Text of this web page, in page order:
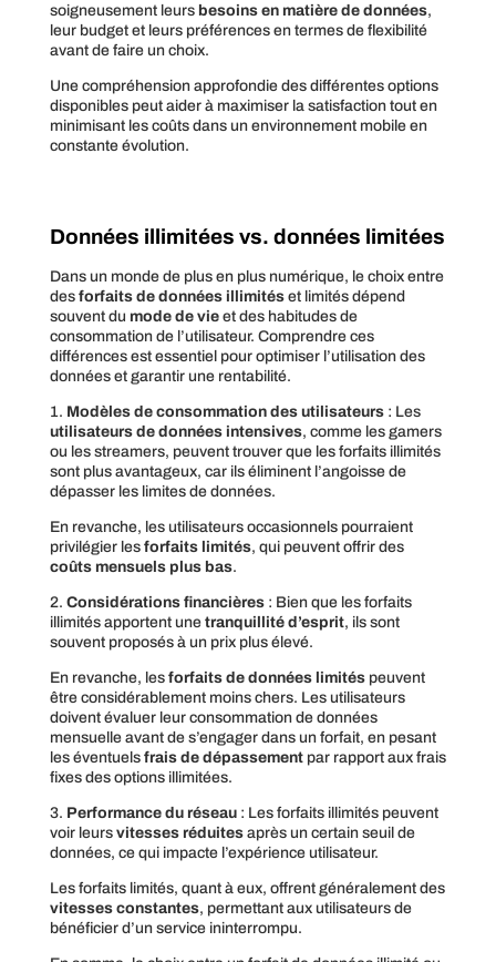
soigneusement leurs besoins en matière de données,
leur budget et leurs préférences en termes de flexibilité
avant de faire un choix.
Une compréhension approfondie des différentes options
disponibles peut aider à maximiser la satisfaction tout en
minimisant les coûts dans un environnement mobile en
constante évolution.
Données illimitées vs. données limitées
Dans un monde de plus en plus numérique, le choix entre
des forfaits de données illimitéset limités dépend
souvent du mode de vieet des habitudes de
consommation de l’utilisateur. Comprendre ces
différences est essentiel pour optimiser l’utilisation des
données et garantir une rentabilité.
1. Modèles de consommation des utilisateurs: Les
utilisateurs de données intensives, comme les gamers
ou les streamers, peuvent trouver que les forfaits illimités
sont plus avantageux, car ils éliminent l’angoisse de
dépasser les limites de données.
En revanche, les utilisateurs occasionnels pourraient
privilégier les forfaits limités, qui peuvent offrir des
coûts mensuels plus bas.
2. Considérations financières: Bien que les forfaits
illimités apportent une tranquillité d’esprit, ils sont
souvent proposés à un prix plus élevé.
En revanche, les forfaits de données limitéspeuvent
être considérablement moins chers. Les utilisateurs
doivent évaluer leur consommation de données
mensuelle avant de s’engager dans un forfait, en pesant
les éventuels frais de dépassementpar rapport aux frais
fixes des options illimitées.
3. Performance du réseau: Les forfaits illimités peuvent
voir leurs vitesses réduitesaprès un certain seuil de
données, ce qui impacte l’expérience utilisateur.
Les forfaits limités, quant à eux, offrent généralement des
vitesses constantes, permettant aux utilisateurs de
bénéficier d’un service ininterrompu.